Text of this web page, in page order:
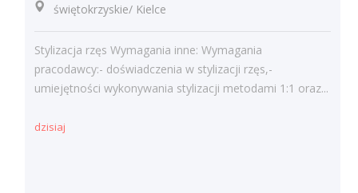
świętokrzyskie/ Kielce
Stylizacja rzęs Wymagania inne: Wymagania
pracodawcy:- doświadczenia w stylizacji rzęs,-
umiejętności wykonywania stylizacji metodami 1:1 oraz...
dzisiaj